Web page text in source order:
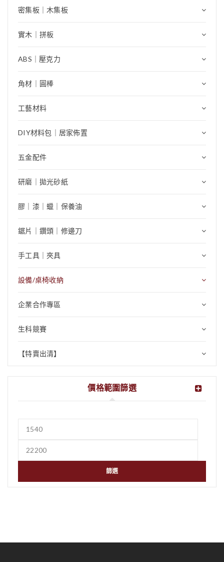
密集板｜木集板
實木｜拼板
ABS｜壓克力
角材｜圓棒
工藝材料
DIY材料包｜居家佈置
五金配件
研磨｜拋光砂紙
膠｜漆｜蠟｜保養油
鋸片｜鑽頭｜修邊刀
手工具｜夾具
設備/桌椅收納
企業合作專區
生科競賽
【特賣出清】
價格範圍篩選
篩選